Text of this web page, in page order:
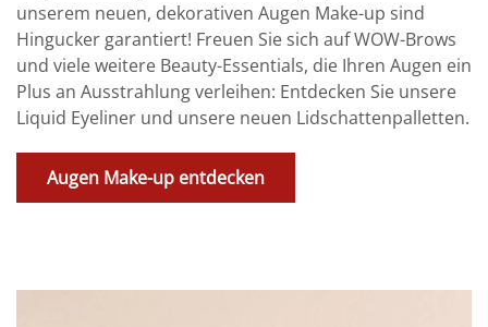
unserem neuen, dekorativen Augen Make-up sind
Hingucker garantiert! Freuen Sie sich auf WOW-Brows
und viele weitere Beauty-Essentials, die Ihren Augen ein
Plus an Ausstrahlung verleihen: Entdecken Sie unsere
Liquid Eyeliner und unsere neuen Lidschattenpalletten.
Augen Make-up entdecken